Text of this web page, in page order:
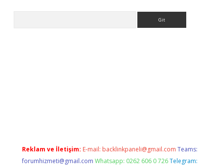
Reklam ve İletişim: E-mail: backlinkpaneli@gmail.com Teams:
forumhizmeti@gmail.com Whatsapp: 0262 606 0 726 Telegram: